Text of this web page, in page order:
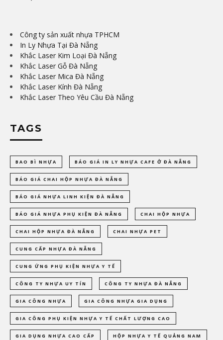
Công ty sản xuất nhựa TPHCM
In Ly Nhựa Tại Đà Nẵng
Khắc Laser Kim Loại Đà Nẵng
Khắc Laser Gỗ Đà Nẵng
Khắc Laser Mica Đà Nẵng
Khắc Laser Kính Đà Nẵng
Khắc Laser Theo Yêu Cầu Đà Nẵng
TAGS
BAO BÌ NHỰA BÁO GIÁ IN LY NHỰA CAFE Ở ĐÀ NẴNG
BÁO GIÁ CHAI HỘP NHỰA ĐÀ NẴNG
BÁO GIÁ NHỰA LINH KIỆN ĐÀ NẴNG
BÁO GIÁ NHỰA PHỤ KIỆN ĐÀ NẴNG CHAI HỘP NHỰA
CHAI HỘP NHỰA ĐÀ NẴNG CHAI NHỰA PET
CUNG CẤP NHỰA ĐÀ NẴNG
CUNG ỨNG PHỤ KIỆN NHỰA Y TẾ
CÔNG TY NHỰA UY TÍN CÔNG TY NHỰA ĐÀ NẴNG
GIA CÔNG NHỰA GIA CÔNG NHỰA GIA DỤNG
GIA CÔNG PHỤ KIỆN NHỰA Y TẾ CHẤT LƯỢNG CAO
GIA DỤNG NHỰA CAO CẤP HỘP NHỰA Y TẾ QUẢNG NAM